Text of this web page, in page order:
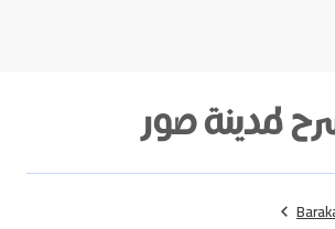
لمدينة صور